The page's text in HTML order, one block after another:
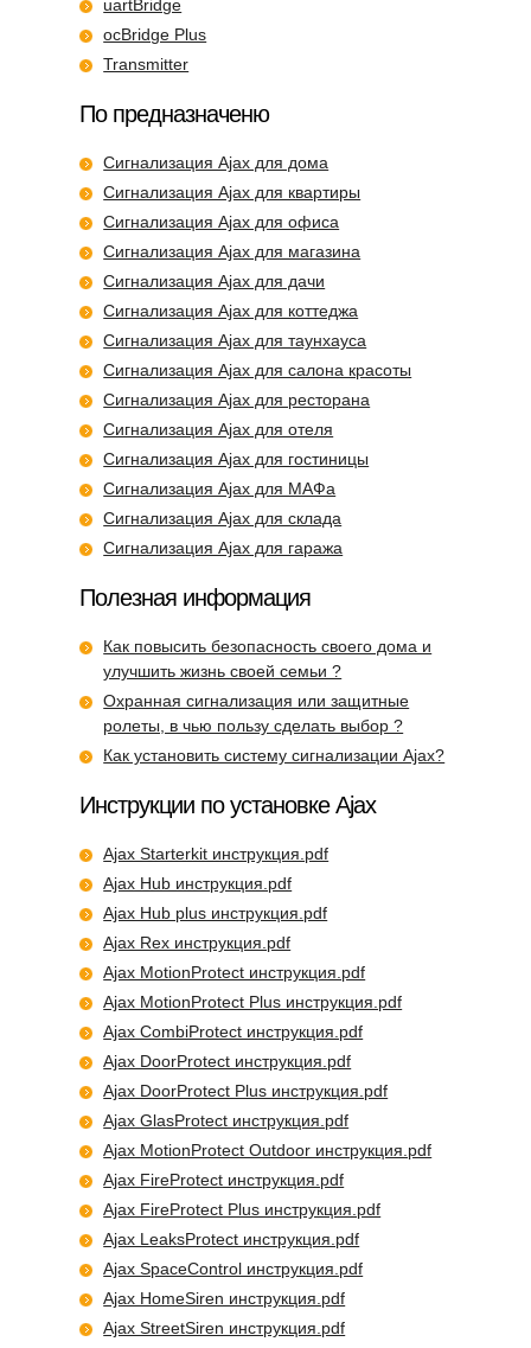
uartBridge
ocBridge Plus
Transmitter
По предназначеню
Сигнализация Ajax для дома
Сигнализация Ajax для квартиры
Сигнализация Ajax для офиса
Сигнализация Ajax для магазина
Сигнализация Ajax для дачи
Сигнализация Ajax для коттеджа
Сигнализация Ajax для таунхауса
Сигнализация Ajax для салона красоты
Сигнализация Ajax для ресторана
Сигнализация Ajax для отеля
Сигнализация Ajax для гостиницы
Сигнализация Ajax для МАФа
Сигнализация Ajax для склада
Сигнализация Ajax для гаража
Полезная информация
Как повысить безопасность своего дома и
улучшить жизнь своей семьи ?
Охранная сигнализация или защитные
ролеты, в чью пользу сделать выбор ?
Как установить систему сигнализации Ajax?
Инструкции по установке Ajax
Ajax Starterkit инструкция.pdf
Ajax Hub инструкция.pdf
Ajax Hub plus инструкция.pdf
Ajax Rex инструкция.pdf
Ajax MotionProtect инструкция.pdf
Ajax MotionProtect Plus инструкция.pdf
Ajax CombiProtect инструкция.pdf
Ajax DoorProtect инструкция.pdf
Ajax DoorProtect Plus инструкция.pdf
Ajax GlasProtect инструкция.pdf
Ajax MotionProtect Outdoor инструкция.pdf
Ajax FireProtect инструкция.pdf
Ajax FireProtect Plus инструкция.pdf
Ajax LeaksProtect инструкция.pdf
Ajax SpaceControl инструкция.pdf
Ajax HomeSiren инструкция.pdf
Ajax StreetSiren инструкция.pdf